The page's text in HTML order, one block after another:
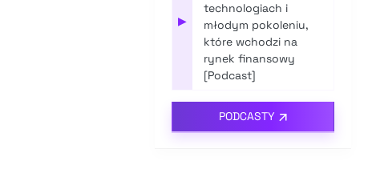
▶
technologiach i
młodym pokoleniu,
które wchodzi na
rynek finansowy
[Podcast]
PODCASTY